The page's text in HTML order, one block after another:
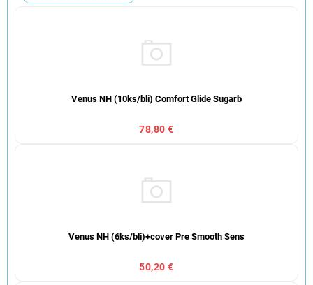
Venus NH (10ks/bli) Comfort Glide Sugarb
78,80 €
Venus NH (6ks/bli)+cover Pre Smooth Sens
50,20 €